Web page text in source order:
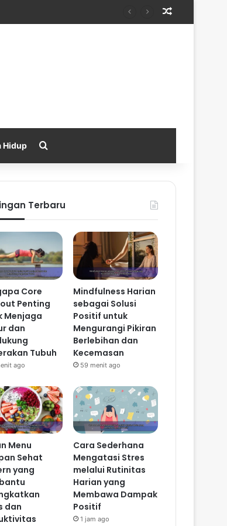
Hidup
Terbaru
Core
Penting
Menjaga
dan
Tubuh
ago
Mindfulness Harian
sebagai Solusi
Positif untuk
Mengurangi Pikiran
Berlebihan dan
Kecemasan
59 menit ago
Menu
Sehat
yang
dan
Cara Sederhana
Mengatasi Stres
melalui Rutinitas
Harian yang
Membawa Dampak
Positif
1 jam ago